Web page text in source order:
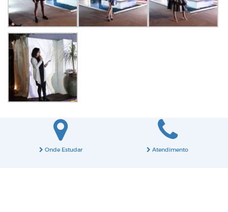
Onde Estudar Atendimento